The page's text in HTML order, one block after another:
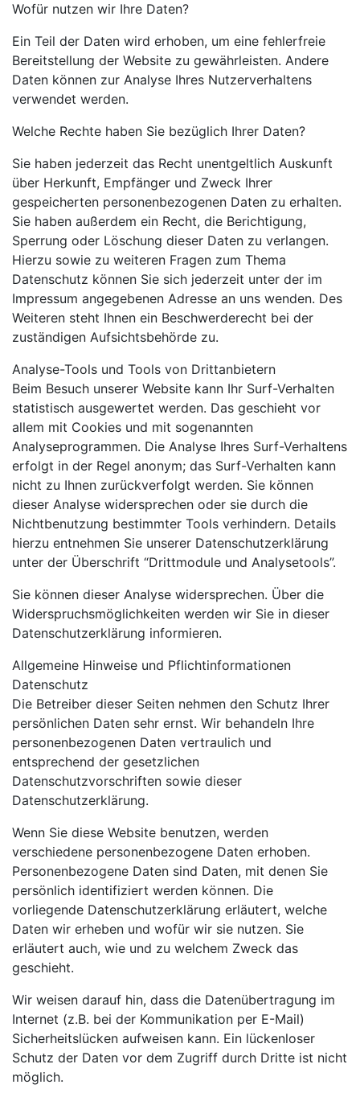
Wofür nutzen wir Ihre Daten?
Ein Teil der Daten wird erhoben, um eine fehlerfreie
Bereitstellung der Website zu gewährleisten. Andere
Daten können zur Analyse Ihres Nutzerverhaltens
verwendet werden.
Welche Rechte haben Sie bezüglich Ihrer Daten?
Sie haben jederzeit das Recht unentgeltlich Auskunft
über Herkunft, Empfänger und Zweck Ihrer
gespeicherten personenbezogenen Daten zu erhalten.
Sie haben außerdem ein Recht, die Berichtigung,
Sperrung oder Löschung dieser Daten zu verlangen.
Hierzu sowie zu weiteren Fragen zum Thema
Datenschutz können Sie sich jederzeit unter der im
Impressum angegebenen Adresse an uns wenden. Des
Weiteren steht Ihnen ein Beschwerderecht bei der
zuständigen Aufsichtsbehörde zu.
Analyse-Tools und Tools von Drittanbietern
Beim Besuch unserer Website kann Ihr Surf-Verhalten
statistisch ausgewertet werden. Das geschieht vor
allem mit Cookies und mit sogenannten
Analyseprogrammen. Die Analyse Ihres Surf-Verhaltens
erfolgt in der Regel anonym; das Surf-Verhalten kann
nicht zu Ihnen zurückverfolgt werden. Sie können
dieser Analyse widersprechen oder sie durch die
Nichtbenutzung bestimmter Tools verhindern. Details
hierzu entnehmen Sie unserer Datenschutzerklärung
unter der Überschrift “Drittmodule und Analysetools”.
Sie können dieser Analyse widersprechen. Über die
Widerspruchsmöglichkeiten werden wir Sie in dieser
Datenschutzerklärung informieren.
Allgemeine Hinweise und Pflichtinformationen
Datenschutz
Die Betreiber dieser Seiten nehmen den Schutz Ihrer
persönlichen Daten sehr ernst. Wir behandeln Ihre
personenbezogenen Daten vertraulich und
entsprechend der gesetzlichen
Datenschutzvorschriften sowie dieser
Datenschutzerklärung.
Wenn Sie diese Website benutzen, werden
verschiedene personenbezogene Daten erhoben.
Personenbezogene Daten sind Daten, mit denen Sie
persönlich identifiziert werden können. Die
vorliegende Datenschutzerklärung erläutert, welche
Daten wir erheben und wofür wir sie nutzen. Sie
erläutert auch, wie und zu welchem Zweck das
geschieht.
Wir weisen darauf hin, dass die Datenübertragung im
Internet (z.B. bei der Kommunikation per E-Mail)
Sicherheitslücken aufweisen kann. Ein lückenloser
Schutz der Daten vor dem Zugriff durch Dritte ist nicht
möglich.